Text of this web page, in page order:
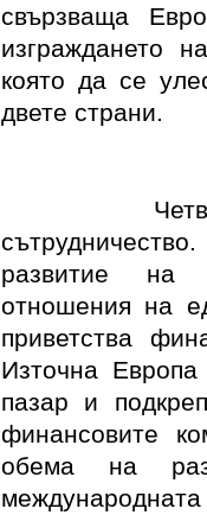
свързваща
изграждането
която да се
двете страни.
развитие на
отношения на
приветства
Източна
пазар и
финансовите
обема на